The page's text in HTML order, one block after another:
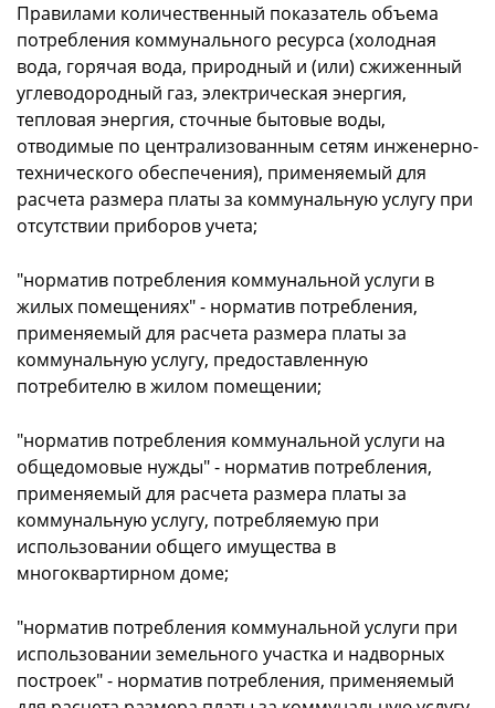
Правилами количественный показатель объема
потребления коммунального ресурса (холодная
вода, горячая вода, природный и (или) сжиженный
углеводородный газ, электрическая энергия,
тепловая энергия, сточные бытовые воды,
отводимые по централизованным сетям инженерно-
технического обеспечения), применяемый для
расчета размера платы за коммунальную услугу при
отсутствии приборов учета;
"норматив потребления коммунальной услуги в
жилых помещениях" - норматив потребления,
применяемый для расчета размера платы за
коммунальную услугу, предоставленную
потребителю в жилом помещении;
"норматив потребления коммунальной услуги на
общедомовые нужды" - норматив потребления,
применяемый для расчета размера платы за
коммунальную услугу, потребляемую при
использовании общего имущества в
многоквартирном доме;
"норматив потребления коммунальной услуги при
использовании земельного участка и надворных
построек" - норматив потребления, применяемый